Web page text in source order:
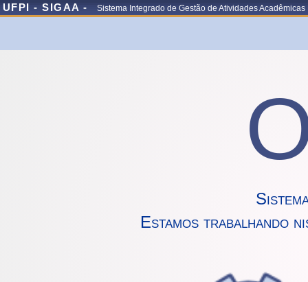
UFPI - SIGAA - Sistema Integrado de Gestão de Atividades Acadêmicas
Estamos trabalhando